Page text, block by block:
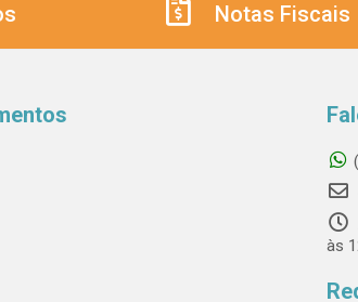
Notas Fiscais
às